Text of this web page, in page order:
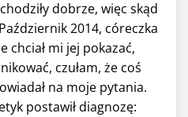
dobrze, więc skąd
2014, córeczka
chciał mi jej pokazać,
czułam, że coś
na moje pytania.
postawił diagnozę: